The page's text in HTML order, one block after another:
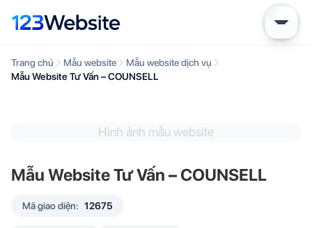
Trang chủ Mẫu website
Mẫu website dịch vụ
Mẫu Website Tư Vấn – COUNSELL
Hình ảnh mẫu website
Mẫu Website Tư Vấn – COUNSELL
Mã giao diện: 12675